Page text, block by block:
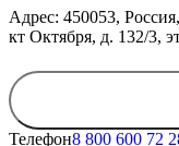
Адрес: 450053,
кт Октября, д. 132/3,
Телефон8 800 600 72